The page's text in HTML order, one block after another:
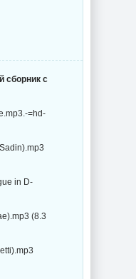
сборник с
=hd-
in D-
(8.3